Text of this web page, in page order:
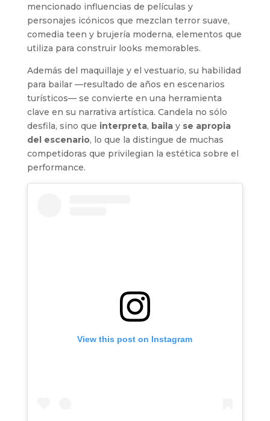
mencionado influencias de películas y
personajes icónicos que mezclan terror suave,
comedia teen y brujería moderna, elementos que
utiliza para construir looks memorables.
Además del maquillaje y el vestuario, su habilidad
para bailar —resultado de años en escenarios
turísticos— se convierte en una herramienta
clave en su narrativa artística. Candela no sólo
desfila, sino que interpreta, bailay se apropia
del escenario, lo que la distingue de muchas
competidoras que privilegian la estética sobre el
performance.
View this post on Instagram